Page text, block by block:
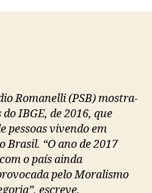
Romanelli (PSB) mostra-
IBGE, de 2016, que
pessoas vivendo em
Brasil. “O ano de 2017
o país ainda
pelo Moralismo
escreve.